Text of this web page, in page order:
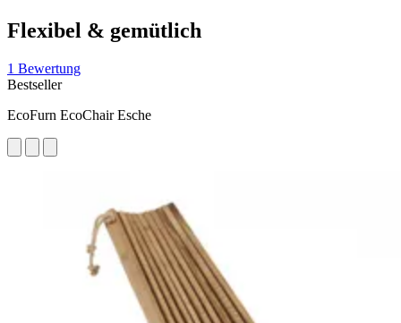
Flexibel & gemütlich
1 Bewertung
Bestseller
EcoFurn EcoChair Esche